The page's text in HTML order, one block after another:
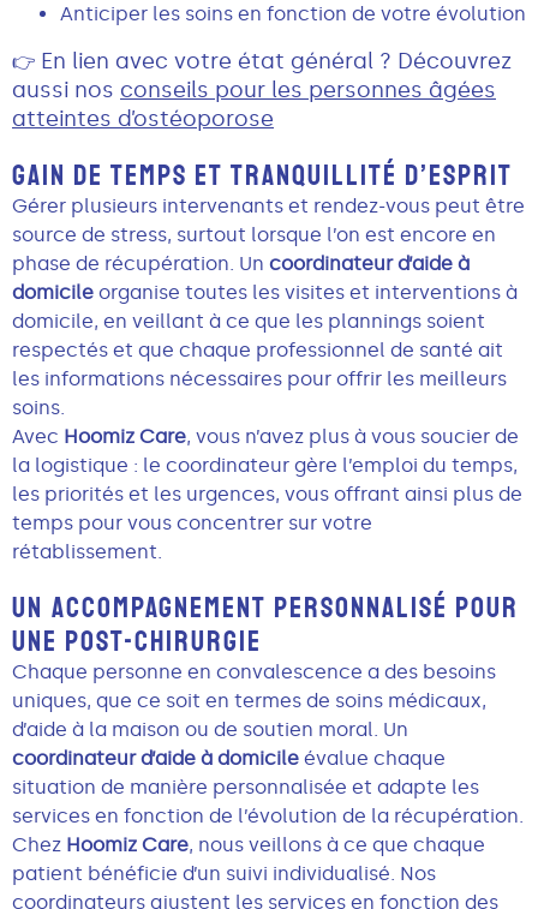
Anticiper les soins en fonction de votre évolution
👉 En lien avec votre état général ? Découvrez
aussi nos conseils pour les personnes âgées
atteintes d’ostéoporose
GAIN DE TEMPS ET TRANQUILLITÉ D’ESPRIT
Gérer plusieurs intervenants et rendez-vous peut être
source de stress, surtout lorsque l’on est encore en
phase de récupération. Un coordinateur d’aide à
domicile organise toutes les visites et interventions à
domicile, en veillant à ce que les plannings soient
respectés et que chaque professionnel de santé ait
les informations nécessaires pour offrir les meilleurs
soins.
Avec Hoomiz Care, vous n’avez plus à vous soucier de
la logistique : le coordinateur gère l’emploi du temps,
les priorités et les urgences, vous offrant ainsi plus de
temps pour vous concentrer sur votre
rétablissement.
UN ACCOMPAGNEMENT PERSONNALISÉ POUR
UNE POST-CHIRURGIE
Chaque personne en convalescence a des besoins
uniques, que ce soit en termes de soins médicaux,
d’aide à la maison ou de soutien moral. Un
coordinateur d’aide à domicile évalue chaque
situation de manière personnalisée et adapte les
services en fonction de l’évolution de la récupération.
Chez Hoomiz Care, nous veillons à ce que chaque
patient bénéficie d’un suivi individualisé. Nos
coordinateurs ajustent les services en fonction des